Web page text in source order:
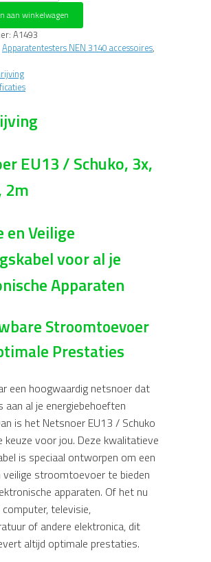
aan winkelwagen
A1493
Apparatentesters NEN 3140 accessoires,
EU13 / Schuko, 3x,
2m
en Veilige
voor al je
Apparaten
Stroomtoevoer
Prestaties
een hoogwaardig netsnoer dat
aan al je energiebehoeften
is het Netsnoer EU13 / Schuko
keuze voor jou. Deze kwalitatieve
is speciaal ontworpen om een
veilige stroomtoevoer te bieden
apparaten. Of het nu
televisie,
of andere elektronica, dit
altijd optimale prestaties.